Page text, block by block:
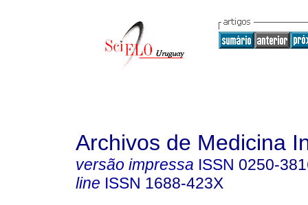
Archivos de Medicina
versão impressa ISSN 0250-
line ISSN 1688-423X